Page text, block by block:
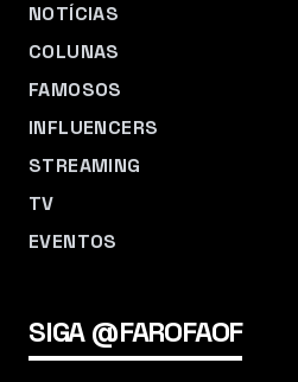
NOTÍCIAS
COLUNAS
FAMOSOS
INFLUENCERS
STREAMING
TV
EVENTOS
SIGA @FAROFAOF